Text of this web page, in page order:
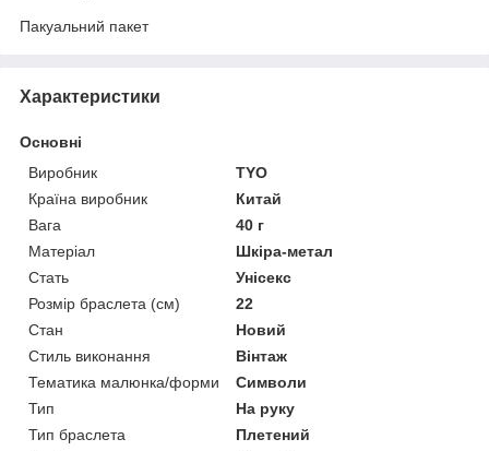
Пакуальний пакет
Характеристики
Основні
Виробник
TYO
Країна виробник
Китай
Вага
40 г
Матеріал
Шкіра-метал
Стать
Унісекс
Розмір браслета (см)
22
Стан
Новий
Стиль виконання
Вінтаж
Тематика малюнка/форми
Символи
Тип
На руку
Тип браслета
Плетений